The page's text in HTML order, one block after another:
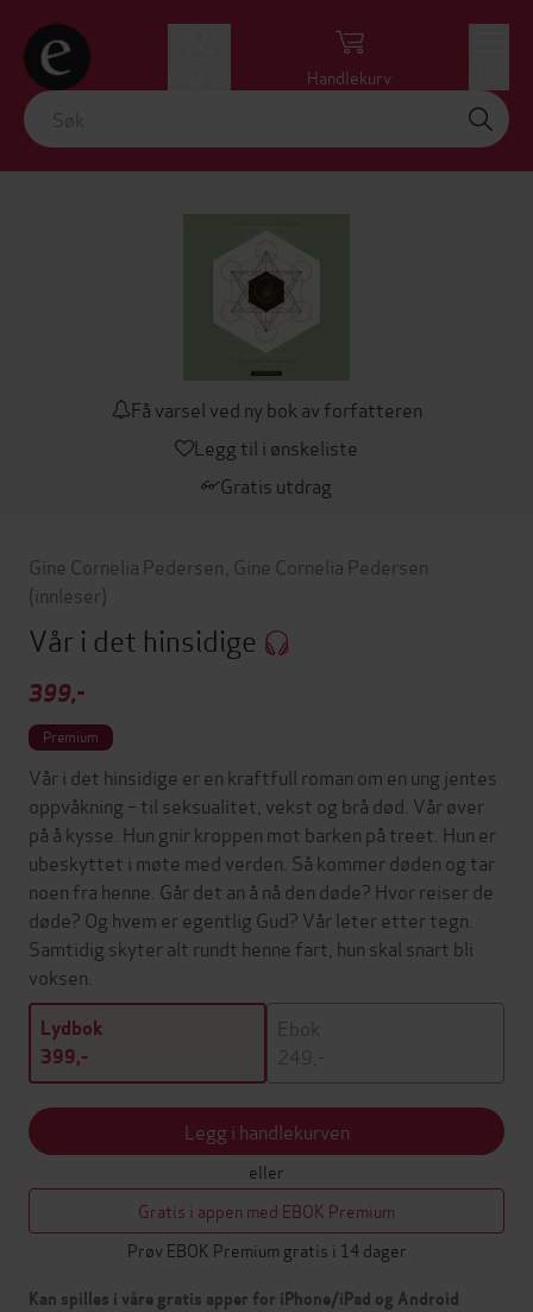
Handlekurv
Få varsel ved ny bok av forfatteren
Legg til i ønskeliste
Gratis utdrag
Gine Cornelia Pedersen Gine Cornelia Pedersen
(innleser)
Vår i det hinsidige
399,-
Premium
Vår i det hinsidige er en kraftfull roman om en ung jentes
oppvåkning – til seksualitet, vekst og brå død. Vår øver
på å kysse. Hun gnir kroppen mot barken på treet. Hun er
ubeskyttet i møte med verden. Så kommer døden og tar
noen fra henne. Går det an å nå den døde? Hvor reiser de
døde? Og hvem er egentlig Gud? Vår leter etter tegn.
Samtidig skyter alt rundt henne fart, hun skal snart bli
voksen.
Lydbok
399,-
Ebok
249,-
Legg i handlekurven
eller
Gratis i appen med EBOK Premium
Prøv EBOK Premium gratis i 14 dager
Kan spilles i våre gratis apper for iPhone/iPad og Android